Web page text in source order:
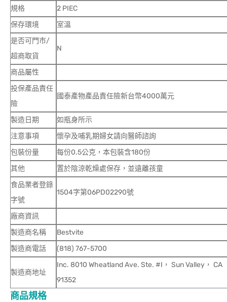
規格
2 PIEC
保存環境
室溫
是否可門市/
超商取貨
N
商品屬性
投保產品責任
險
國泰產物產品責任險新台幣4000萬元
製造日期
如瓶身所示
注意事項
懷孕及哺乳期婦女請向醫師諮詢
包裝份量
每份0.5公克，本包裝含180份
其他
置於陰涼乾燥處保存，並遠離孩童
食品業者登錄
字號
1504字第06PD02290號
廠商資訊
製造商名稱
Bestvite
製造商電話
(818) 767-5700
製造商地址
Inc. 8010 Wheatland Ave. Ste. #I， Sun Valley， CA
91352
商品規格